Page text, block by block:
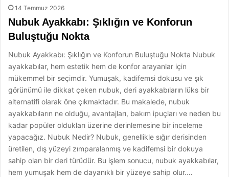
14 Temmuz 2026
Nubuk Ayakkabı: Şıklığın ve Konforun
Buluştuğu Nokta
Nubuk Ayakkabı: Şıklığın ve Konforun Buluştuğu Nokta Nubuk
ayakkabılar, hem estetik hem de konfor arayanlar için
mükemmel bir seçimdir. Yumuşak, kadifemsi dokusu ve şık
görünümü ile dikkat çeken nubuk, deri ayakkabıların lüks bir
alternatifi olarak öne çıkmaktadır. Bu makalede, nubuk
ayakkabıların ne olduğu, avantajları, bakım ipuçları ve neden bu
kadar popüler oldukları üzerine derinlemesine bir inceleme
yapacağız. Nubuk Nedir? Nubuk, genellikle sığır derisinden
üretilen, dış yüzeyi zımparalanmış ve kadifemsi bir dokuya
sahip olan bir deri türüdür. Bu işlem sonucu, nubuk ayakkabılar,
hem yumuşak hem de dayanıklı bir yüzeye sahip olur.…